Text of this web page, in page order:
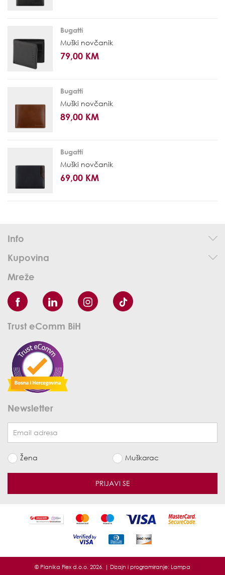
Bugatti
Muški novčanik
79,00 KM
Bugatti
Muški novčanik
89,00 KM
Bugatti
Muški novčanik
69,00 KM
Info
Kupovina
Mreže
Trust eComm BiH
Newsletter
Žena Muškarac
PRIJAVI SE
© Planika Flex d.o.o. 2026. | Dizajn i programiranje: Lampa